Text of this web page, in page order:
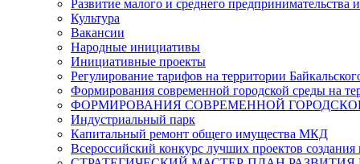
Развитие малого и среднего предпринимательства
Культура
Вакансии
Народные инициативы
Инициативные проекты
Регулирование тарифов на территории
Формирования современной городской среды на
ФОРМИРОВАНИЯ СОВРЕМЕННОЙ
Индустриальный парк
Капитальный ремонт общего имущества МКД
Всероссийский конкурс лучших проектов